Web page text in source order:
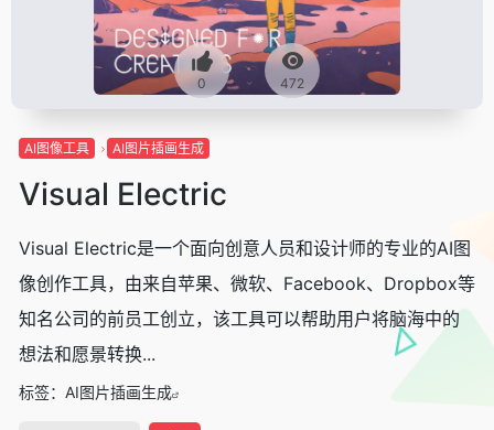
0 472
AI图像工具 AI图片插画生成
Visual Electric
Visual Electric是一个面向创意人员和设计师的专业的AI图
像创作工具，由来自苹果、微软、Facebook、Dropbox等
知名公司的前员工创立，该工具可以帮助用户将脑海中的
想法和愿景转换...
标签： AI图片插画生成